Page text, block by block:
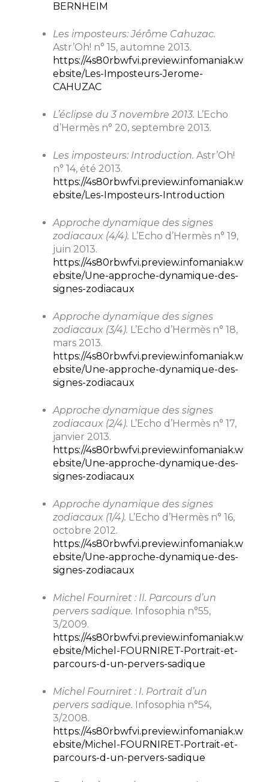
BERNHEIM
Les imposteurs: Jérôme Cahuzac.
Astr’Oh! n° 15, automne 2013.
https://4s80rbwfvi.preview.infomaniak.w
ebsite/Les-Imposteurs-Jerome-
CAHUZAC
L’éclipse du 3 novembre 2013. L’Echo
d’Hermès n° 20, septembre 2013.
Les imposteurs: Introduction. Astr’Oh!
n° 14, été 2013.
https://4s80rbwfvi.preview.infomaniak.w
ebsite/Les-Imposteurs-Introduction
Approche dynamique des signes
zodiacaux (4/4). L’Echo d’Hermès n° 19,
juin 2013.
https://4s80rbwfvi.preview.infomaniak.w
ebsite/Une-approche-dynamique-des-
signes-zodiacaux
Approche dynamique des signes
zodiacaux (3/4). L’Echo d’Hermès n° 18,
mars 2013.
https://4s80rbwfvi.preview.infomaniak.w
ebsite/Une-approche-dynamique-des-
signes-zodiacaux
Approche dynamique des signes
zodiacaux (2/4). L’Echo d’Hermès n° 17,
janvier 2013.
https://4s80rbwfvi.preview.infomaniak.w
ebsite/Une-approche-dynamique-des-
signes-zodiacaux
Approche dynamique des signes
zodiacaux (1/4). L’Echo d’Hermès n° 16,
octobre 2012.
https://4s80rbwfvi.preview.infomaniak.w
ebsite/Une-approche-dynamique-des-
signes-zodiacaux
Michel Fourniret : II. Parcours d’un
pervers sadique. Infosophia n°55,
3/2009.
https://4s80rbwfvi.preview.infomaniak.w
ebsite/Michel-FOURNIRET-Portrait-et-
parcours-d-un-pervers-sadique
Michel Fourniret : I. Portrait d’un
pervers sadique. Infosophia n°54,
3/2008.
https://4s80rbwfvi.preview.infomaniak.w
ebsite/Michel-FOURNIRET-Portrait-et-
parcours-d-un-pervers-sadique